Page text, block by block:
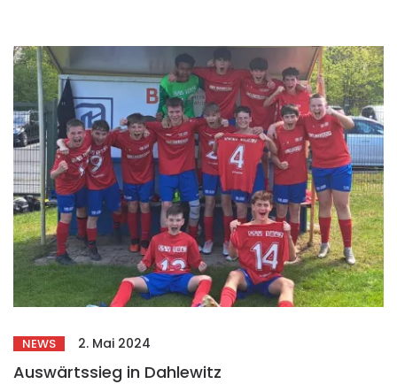
NEWS 2. Mai 2024
Auswärtssieg in Dahlewitz